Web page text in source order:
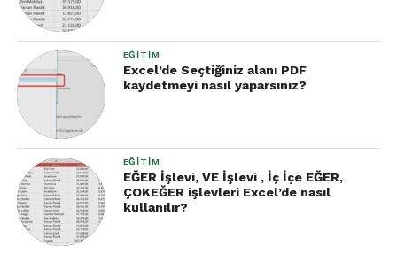
merkezinde bulunan New Garden Palace Hotel idi.
Otel’de Airbnb üzerinden kiraladık ve ödemeyi 120
EĞITIM
Excel’de Seçtiğiniz alanı PDF
kaydetmeyi nasıl yaparsınız?
EĞITIM
EĞER İşlevi, VE İşlevi , İç İçe EĞER,
ÇOKEĞER işlevleri Excel’de nasıl
kullanılır?